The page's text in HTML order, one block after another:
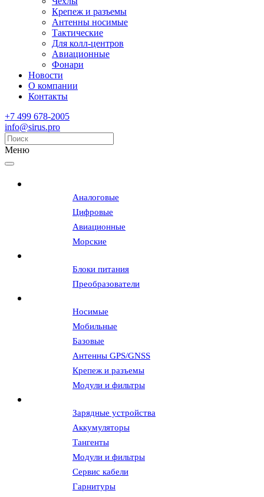
Крепеж и разъемы
Антенны носимые
Тактические
Для колл-центров
Авиационные
Фонари
Новости
О компании
Контакты
+7 499 678-2005
info@sirus.pro
Меню
Аналоговые
Цифровые
Авиационные
Морские
Блоки питания
Преобразователи
Носимые
Мобильные
Базовые
Антенны GPS/GNSS
Крепеж и разъемы
Модули и фильтры
Зарядные устройства
Аккумуляторы
Тангенты
Модули и фильтры
Сервис кабели
Гарнитуры